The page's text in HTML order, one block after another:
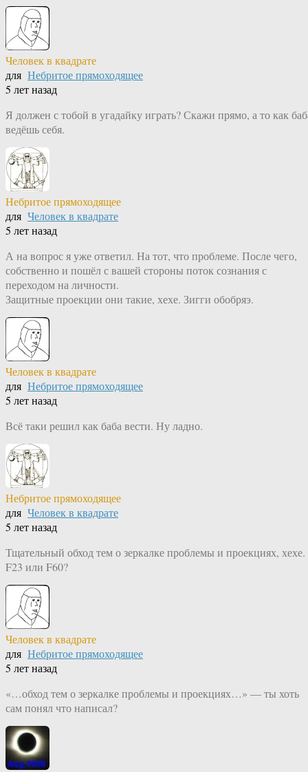
Человек в квадрате
для Небритое прямоходящее
5 лет назад
Я должен с тобой в угадайку играть? Скажи прямо, а то как
ведёшь себя.
Небритое прямоходящее
для Человек в квадрате
5 лет назад
А на вопрос я уже ответил. На тот, что проблеме. После чего,
собственно и пошёл с вашей стороны поток сознания с
переходом на личности.
Защитные проекции они такие, хехе. Зигги обобряэ.
Человек в квадрате
для Небритое прямоходящее
5 лет назад
Всё таки решил как баба вести. Ну ладно.
Небритое прямоходящее
для Человек в квадрате
5 лет назад
Тщательный обход тем о зеркалке проблемы и проекциях, хехе.
F23 или F60?
Человек в квадрате
для Небритое прямоходящее
5 лет назад
«…обход тем о зеркалке проблемы и проекциях…» — ты хоть
сам понял что написал?